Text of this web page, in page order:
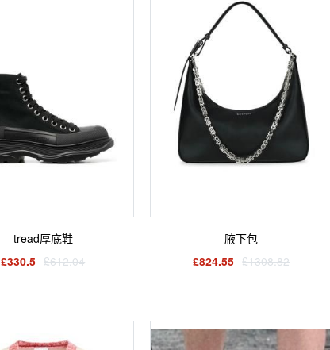
tread厚底鞋
£330.5 £612.04
腋下包
£824.55 £1308.82